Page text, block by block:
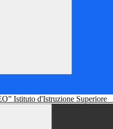
Istituto d'Istruzione Superiore